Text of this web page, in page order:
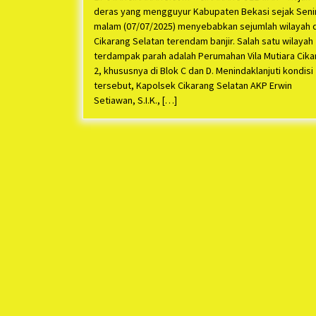
deras yang mengguyur Kabupaten Bekasi sejak
malam (07/07/2025) menyebabkan sejumlah wilayah
Cikarang Selatan terendam banjir. Salah satu wilayah
terdampak parah adalah Perumahan Vila Mutiara
2, khususnya di Blok C dan D. Menindaklanjuti kondisi
tersebut, Kapolsek Cikarang Selatan AKP Erwin
Setiawan, S.I.K., […]